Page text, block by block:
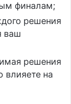
финалам;
решения
ваш
решения
влияете на